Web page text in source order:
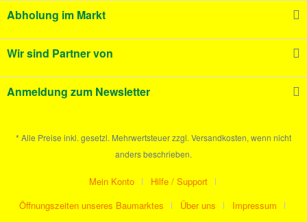
Abholung im Markt
Wir sind Partner von
Anmeldung zum Newsletter
* Alle Preise inkl. gesetzl. Mehrwertsteuer zzgl. Versandkosten, wenn nicht
anders beschrieben.
Mein Konto
Hilfe / Support
Öffnungszeiten unseres Baumarktes
Über uns Impressum